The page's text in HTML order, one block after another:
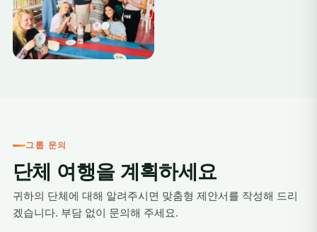
그룹 문의
단체 여행을 계획하세요
귀하의 단체에 대해 알려주시면 맞춤형 제안서를 작성해 드리
겠습니다. 부담 없이 문의해 주세요.